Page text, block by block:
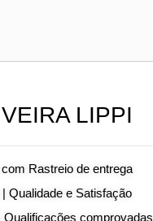
LIPPI
Rastreio de entrega
Qualidade e Satisfação
comprovadas